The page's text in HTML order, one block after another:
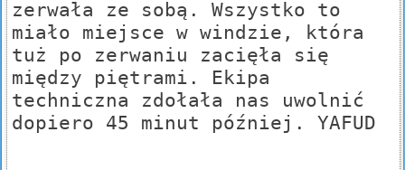
zerwała ze sobą. Wszystko to
miało miejsce w windzie, która
tuż po zerwaniu zacięła się
między piętrami. Ekipa
techniczna zdołała nas uwolnić
dopiero 45 minut później. YAFUD